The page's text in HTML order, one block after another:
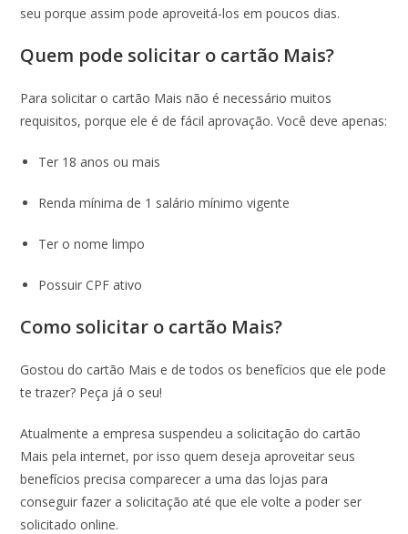
seu porque assim pode aproveitá-los em poucos dias.
Quem pode solicitar o cartão Mais?
Para solicitar o cartão Mais não é necessário muitos
requisitos, porque ele é de fácil aprovação. Você deve apenas:
Ter 18 anos ou mais
Renda mínima de 1 salário mínimo vigente
Ter o nome limpo
Possuir CPF ativo
Como solicitar o cartão Mais?
Gostou do cartão Mais e de todos os benefícios que ele pode
te trazer? Peça já o seu!
Atualmente a empresa suspendeu a solicitação do cartão
Mais pela internet, por isso quem deseja aproveitar seus
benefícios precisa comparecer a uma das lojas para
conseguir fazer a solicitação até que ele volte a poder ser
solicitado online.